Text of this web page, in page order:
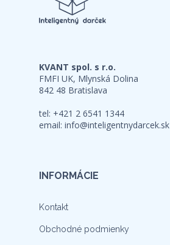
KVANT spol. s r.o.
FMFI UK, Mlynská Dolina
842 48 Bratislava
tel: +421 2 6541 1344
email: info@inteligentnydarcek.sk
INFORMÁCIE
Kontakt
Obchodné podmienky